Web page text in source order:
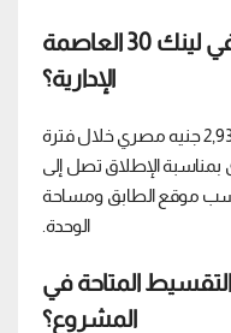
ما هي أسعار الوحدات في لينك 30 العاصمة
الإدارية؟
تبدأ أسعار المكاتب الإدارية من 2,932,000 جنيه مصري خلال فترة
الإطلاق تصل إلى
حسب موقع الطابق ومساحة
الوحدة.
المتاحة في
المشروع؟